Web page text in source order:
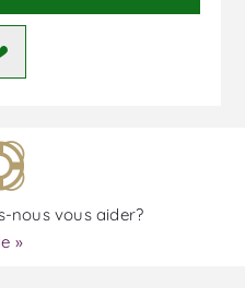
nous vous aider?
»